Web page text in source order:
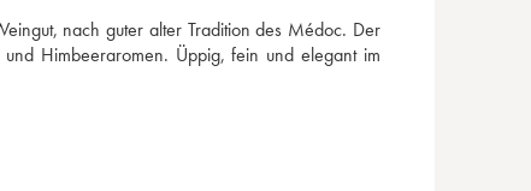
nach guter alter Tradition des Médoc. Der
Himbeeraromen. Üppig, fein und elegant im